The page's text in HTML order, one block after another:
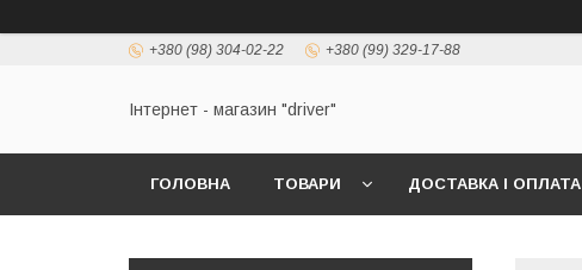
+380 (98) 304-02-22 +380 (99) 329-17-88
Інтернет - магазин "driver"
ГОЛОВНА ТОВАРИ ДОСТАВКА І ОПЛАТА